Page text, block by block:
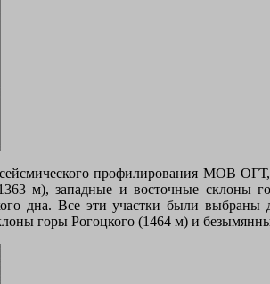
профилирования МОВ
м), западные и восточные склоны
дна. Все эти участки были
горы Рогоцкого (1464 м) и